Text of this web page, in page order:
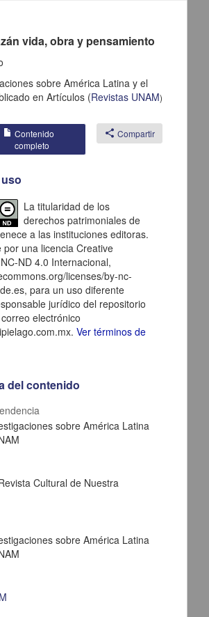
una producción poética como ahora
- Centro de Investigaciones sobre América
vida, obra y pensamiento
sobre América Latina y el
enArtículos (Revistas UNAM)
Contenido
completo
share Compartir
La titularidad de los
derechos patrimoniales de
a las instituciones editoras.
por una licencia Creative
ND 4.0 Internacional,
licenses/by-nc-
para un uso diferente
jurídico del repositorio
electrónico
Ver términos de
del contenido
sobre América Latina
Cultural de Nuestra
sobre América Latina